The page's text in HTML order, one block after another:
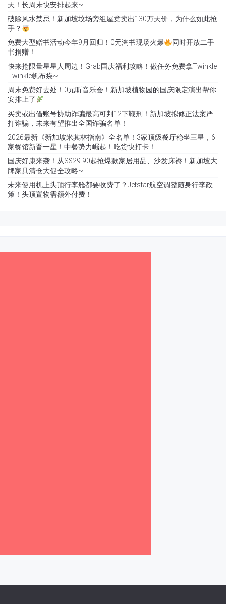
天！长周末快安排起来~
破除风水禁忌！新加坡坟场旁组屋竟卖出130万天价，为什么如此抢
手？
免费大型赠书活动今年9月回归！0元淘书现场火爆
同时开放二手
书捐赠！
快来抢限量星星人周边！Grab国庆福利攻略！做任务免费拿Twinkle
Twinkle帆布袋~
周末免费好去处！0元听音乐会！新加坡植物园的国庆限定演出帮你
安排上了
买卖或出借账号协助诈骗最高可判12下鞭刑！新加坡拟修正法案严
打诈骗，未来有望推出全国诈骗名单！
2026最新《新加坡米其林指南》全名单！3家顶级餐厅稳坐三星，6
家餐馆新晋一星！中餐势力崛起！吃货快打卡！
国庆好康来袭！从S$29.90起抢爆款家居用品、沙发床褥！新加坡大
牌家具清仓大促全攻略~
未来使用机上头顶行李舱都要收费了？Jetstar航空调整随身行李政
策！头顶置物需额外付费！